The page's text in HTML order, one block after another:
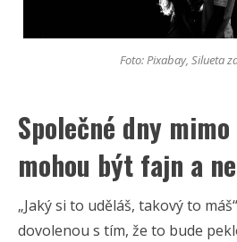
Foto: Pixabay, Silueta
Společné dny
mohou být fajn a
„Jaký si to uděláš, takový to
dovolenou s tím, že to bude